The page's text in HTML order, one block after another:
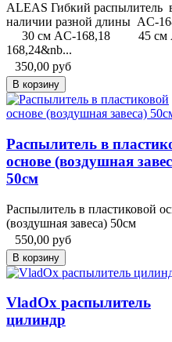
ALEAS Гибкий распылитель
наличии разной длины AC-
30 см AC-168,18 45 см
168,24&nb...
350,00 руб
Распылитель в
основе (воздушная
50см
Распылитель в пластиковой
(воздушная завеса) 50см
550,00 руб
VladOx распылитель
цилиндр